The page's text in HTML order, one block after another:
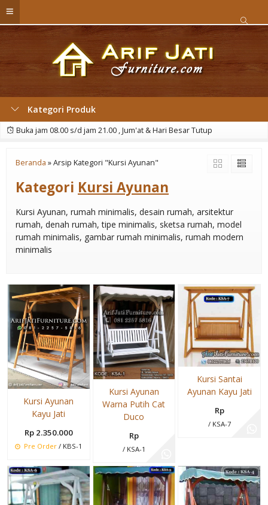
Kategori Produk
Buka jam 08.00 s/d jam 21.00 , Jum'at & Hari Besar Tutup
Beranda »Arsip Kategori "Kursi Ayunan"
Kategori Kursi Ayunan
Kursi Ayunan, rumah minimalis, desain rumah, arsitektur
rumah, denah rumah, tipe minimalis, sketsa rumah, model
rumah minimalis, gambar rumah minimalis, rumah modern
minimalis
Kursi Ayunan
Kayu Jati
Rp 2.350.000
Pre Order / KBS-1
Kursi Ayunan
Warna Putih Cat
Duco
Rp
/ KSA-1
Kursi Santai
Ayunan Kayu Jati
Rp
/ KSA-7